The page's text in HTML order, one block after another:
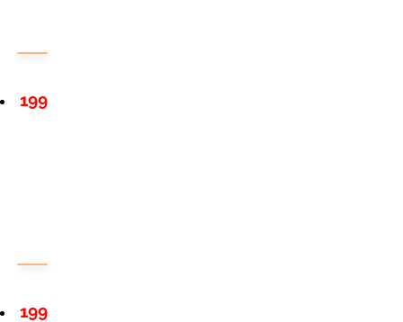
199
199